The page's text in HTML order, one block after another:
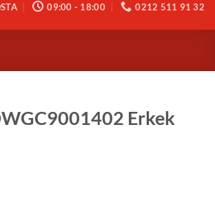
09:00 - 18:00 0212 511 91 32
Erkek